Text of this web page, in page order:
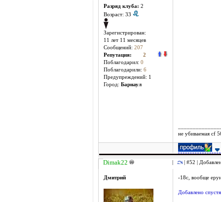
Разряд клуба: 2
Возраст: 33
Зарегистрирован:
11 лет 11 месяцев
Сообщений: 207
Репутация: 2
Поблагодарил: 0
Поблагодарили: 6
Предупреждений: 1
Город: Барнаул
не убиваемая cf
Dimak22 | #52 |
Дмитрий -18с, вообще
Добавлено